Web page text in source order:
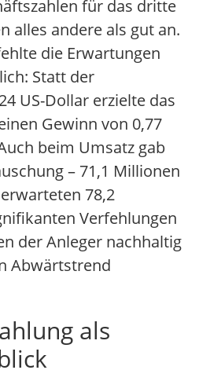
für das dritte
alles andere als gut an.
die Erwartungen
Statt der
US-Dollar erzielte das
Gewinn von 0,77
beim Umsatz gab
– 71,1 Millionen
78,2
Verfehlungen
der Anleger nachhaltig
Abwärtstrend
als